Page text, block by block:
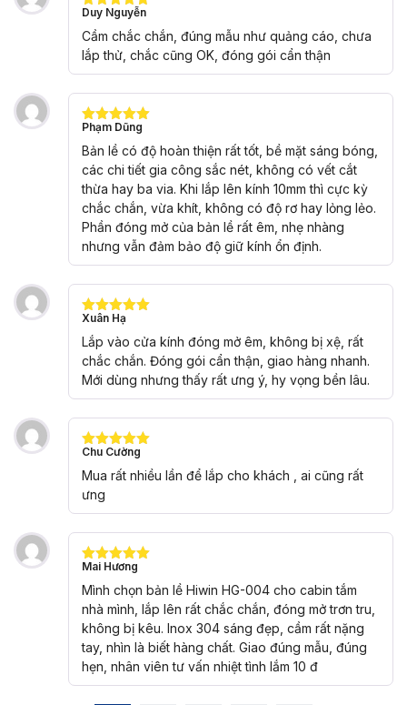
Được xếp
hạng
5
sao
Duy Nguyễn
Cầm chắc chắn, đúng mẫu như quảng cáo, chưa
lắp thử, chắc cũng OK, đóng gói cẩn thận
Được xếp
hạng 5
sao
Phạm Dũng
Bản lề có độ hoàn thiện rất tốt, bề mặt sáng bóng,
các chi tiết gia công sắc nét, không có vết cắt
thừa hay ba via. Khi lắp lên kính 10mm thì cực kỳ
chắc chắn, vừa khít, không có độ rơ hay lỏng lẻo.
Phần đóng mở của bản lề rất êm, nhẹ nhàng
nhưng vẫn đảm bảo độ giữ kính ổn định.
Được xếp
hạng
5
sao
Xuân Hạ
Lắp vào cửa kính đóng mở êm, không bị xệ, rất
chắc chắn. Đóng gói cẩn thận, giao hàng nhanh.
Mới dùng nhưng thấy rất ưng ý, hy vọng bền lâu.
Được xếp
hạng
55
sao
Chu Cường
Mua rất nhiều lần để lắp cho khách , ai cũng rất
ưng
Được xếp
hạng
5
sao
Mai Hương
Mình chọn bản lề Hiwin HG-004 cho cabin tắm
nhà mình, lắp lên rất chắc chắn, đóng mở trơn tru,
không bị kêu. Inox 304 sáng đẹp, cầm rất nặng
tay, nhìn là biết hàng chất. Giao đúng mẫu, đúng
hẹn, nhân viên tư vấn nhiệt tình lắm 10 đ